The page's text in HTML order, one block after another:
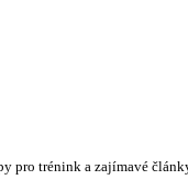
trénink a zajímavé